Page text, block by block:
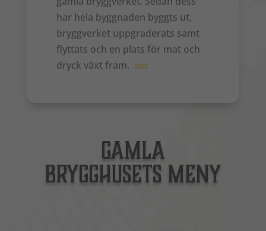
har hela byggnaden byggts ut,
bryggverket uppgraderats samt
flyttats och en plats för mat och
dryck växt fram.
GAMLA
BRYGGHUSETS MENY